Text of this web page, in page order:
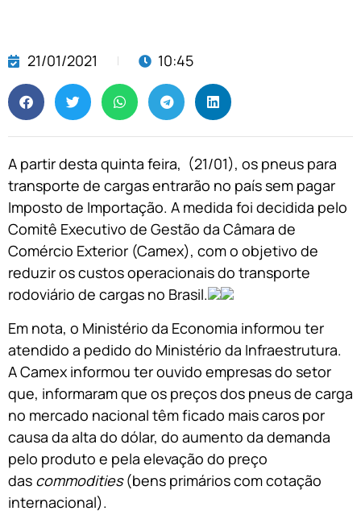
21/01/2021 10:45
A partir desta quinta feira, (21/01), os pneus para
transporte de cargas entrarão no país sem pagar
Imposto de Importação. A medida foi decidida pelo
Comitê Executivo de Gestão da Câmara de
Comércio Exterior (Camex), com o objetivo de
reduzir os custos operacionais do transporte
rodoviário de cargas no Brasil.
Em nota, o Ministério da Economia informou ter
atendido a pedido do Ministério da Infraestrutura.
A Camex informou ter ouvido empresas do setor
que, informaram que os preços dos pneus de carga
no mercado nacional têm ficado mais caros por
causa da alta do dólar, do aumento da demanda
pelo produto e pela elevação do preço
das commodities(bens primários com cotação
internacional).